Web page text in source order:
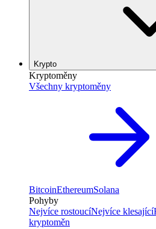
Krypto
Kryptoměny
Všechny kryptoměny
BitcoinEthereumSolana
Pohyby
Nejvíce rostoucíNejvíce klesající
kryptoměn